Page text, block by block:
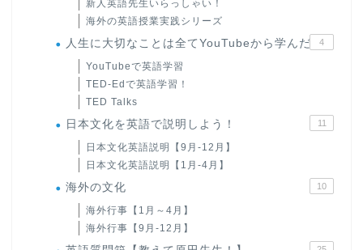
新人英語先生いらっしゃい！
海外の英語授業実践シリーズ
人生に大切なことは全てYouTubeから学んだ 4
YouTubeで英語学習
TED-Edで英語学習！
TED Talks
日本文化を英語で説明しよう！ 11
日本文化英語説明【9月-12月】
日本文化英語説明【1月-4月】
海外の文化 10
海外行事【1月～4月】
海外行事【9月-12月】